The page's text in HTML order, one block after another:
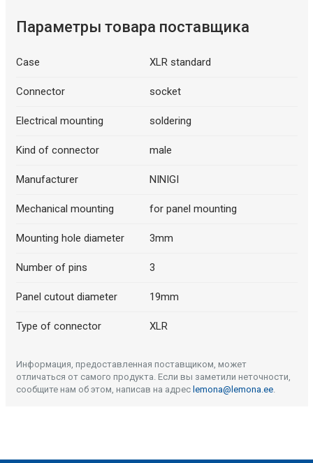
Описание искусственного интеллекта
Описание искусственного интеллекта
Параметры товара поставщика
Case XLR standard
Connector socket
Electrical mounting soldering
Kind of connector male
Manufacturer NINIGI
Mechanical mounting for panel mounting
Mounting hole diameter 3mm
Number of pins 3
Panel cutout diameter 19mm
Type of connector XLR
Информация, предоставленная поставщиком, может
отличаться от самого продукта. Если вы заметили неточности,
сообщите нам об этом, написав на адрес lemona@lemona.ee.